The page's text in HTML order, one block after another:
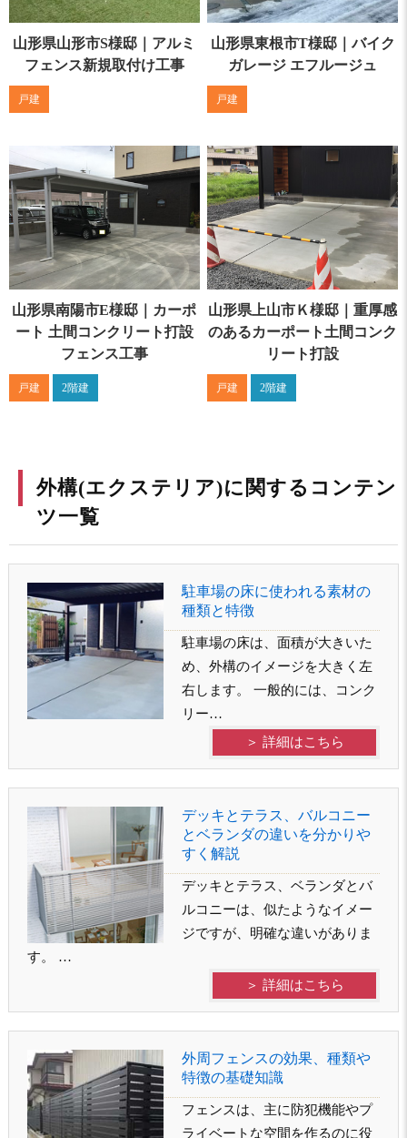
山形県山形市S様邸｜アルミ
フェンス新規取付け工事
戸建
山形県東根市T様邸｜バイク
ガレージ エフルージュ
戸建
山形県南陽市E様邸｜カーポ
ート 土間コンクリート打設
フェンス工事
戸建 2階建
山形県上山市Ｋ様邸｜重厚感
のあるカーポート土間コンク
リート打設
戸建 2階建
外構(エクステリア)に関するコンテン
ツ一覧
駐車場の床に使われる素材の
種類と特徴
駐車場の床は、面積が大きいた
め、外構のイメージを大きく左
右します。 一般的には、コンク
リー…
＞ 詳細はこちら
デッキとテラス、バルコニー
とベランダの違いを分かりや
すく解説
デッキとテラス、ベランダとバ
ルコニーは、似たようなイメー
ジですが、明確な違いがありま
す。 …
＞ 詳細はこちら
外周フェンスの効果、種類や
特徴の基礎知識
フェンスは、主に防犯機能やプ
ライベートな空間を作るのに役